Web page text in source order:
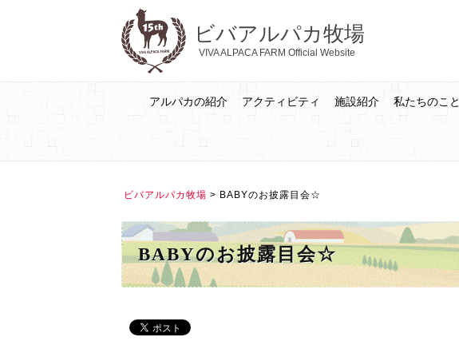
ビバアルパカ牧場
VIVA ALPACA FARM Official Website
アルパカの紹介 アクティビティ 施設紹介 私たちのこと
ビバアルパカ牧場 > BABYのお披露目会☆
BABYのお披露目会☆